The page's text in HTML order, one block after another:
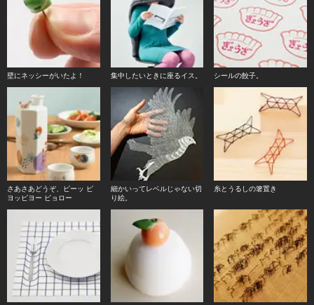
壁にネッシーがいたよ！ 集中したいときに座るイス。 シールの餃子。
さあさあどうぞ、ピーッ ピ
ヨッピヨー ピョロー
細かいってレベルじゃない切
り絵。
糸とうるしの箸置き